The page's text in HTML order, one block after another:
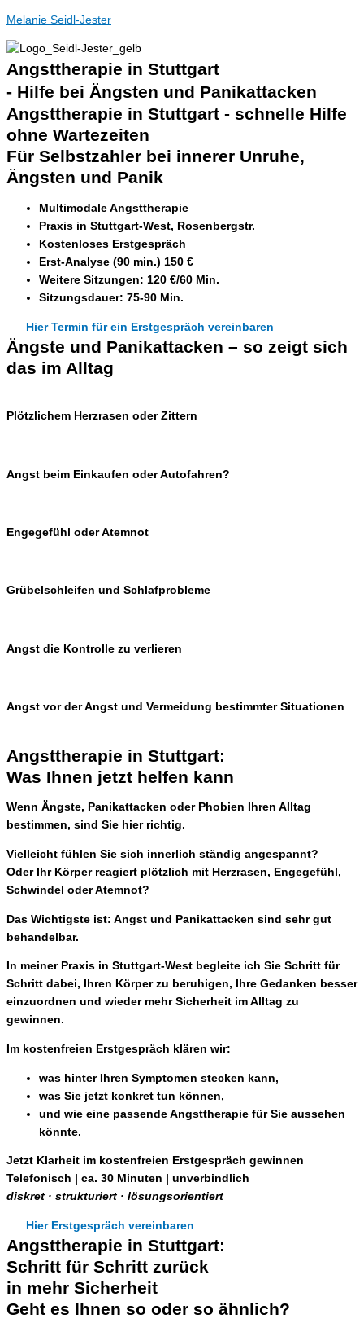
Melanie Seidl-Jester
Angsttherapie in Stuttgart
- Hilfe bei Ängsten und Panikattacken
Angsttherapie in Stuttgart - schnelle Hilfe
ohne Wartezeiten
Für Selbstzahler bei innerer Unruhe,
Ängsten und Panik
Multimodale Angsttherapie
Praxis in Stuttgart-West, Rosenbergstr.
Kostenloses Erstgespräch
Erst-Analyse (90 min.) 150 €
Weitere Sitzungen: 120 €/60 Min.
Sitzungsdauer: 75-90 Min.
Hier Termin für ein Erstgespräch vereinbaren
Ängste und Panikattacken – so zeigt sich
das im Alltag
Plötzlichem Herzrasen oder Zittern
Angst beim Einkaufen oder Autofahren?
Engegefühl oder Atemnot
Grübelschleifen und Schlafprobleme
Angst die Kontrolle zu verlieren
Angst vor der Angst und Vermeidung bestimmter Situationen
Angsttherapie in Stuttgart:
Was Ihnen jetzt helfen kann
Wenn Ängste, Panikattacken oder Phobien Ihren Alltag
bestimmen, sind Sie hier richtig.
Vielleicht fühlen Sie sich innerlich ständig angespannt?
Oder Ihr Körper reagiert plötzlich mit Herzrasen, Engegefühl,
Schwindel oder Atemnot?
Das Wichtigste ist: Angst und Panikattacken sind sehr gut
behandelbar.
In meiner Praxis in Stuttgart-West begleite ich Sie Schritt für
Schritt dabei, Ihren Körper zu beruhigen, Ihre Gedanken besser
einzuordnen und wieder mehr Sicherheit im Alltag zu
gewinnen.
Im kostenfreien Erstgespräch klären wir:
was hinter Ihren Symptomen stecken kann,
was Sie jetzt konkret tun können,
und wie eine passende Angsttherapie für Sie aussehen
könnte.
Jetzt Klarheit im kostenfreien Erstgespräch gewinnen
Telefonisch | ca. 30 Minuten | unverbindlich
diskret · strukturiert · lösungsorientiert
Hier Erstgespräch vereinbaren
Angsttherapie in Stuttgart:
Schritt für Schritt zurück
in mehr Sicherheit
Geht es Ihnen so oder so ähnlich?